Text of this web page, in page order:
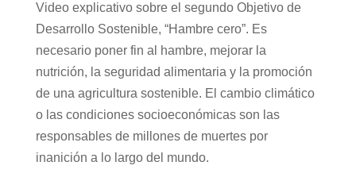
Video explicativo sobre el segundo Objetivo de
Desarrollo Sostenible, “Hambre cero”. Es
necesario poner fin al hambre, mejorar la
nutrición, la seguridad alimentaria y la promoción
de una agricultura sostenible. El cambio climático
o las condiciones socioeconómicas son las
responsables de millones de muertes por
inanición a lo largo del mundo.